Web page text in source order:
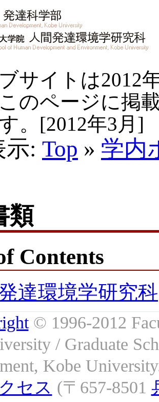
サイトは2012
のページに掲
。[2012年3月]
示: Top » 学内
類
Contents
達環境学研究科
© 1996-2012
/ Graduate
Kobe
クセス (〒657-8501